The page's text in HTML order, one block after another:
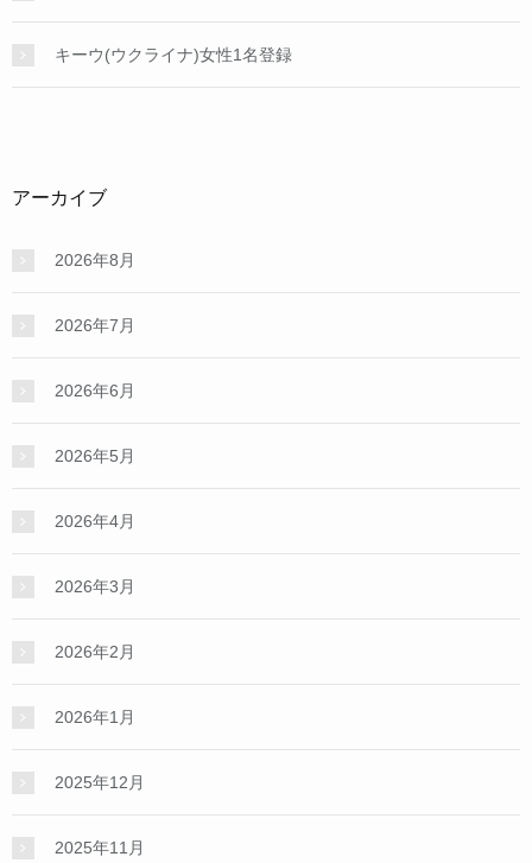
キーウ(ウクライナ)女性1名登録
アーカイブ
2026年8月
2026年7月
2026年6月
2026年5月
2026年4月
2026年3月
2026年2月
2026年1月
2025年12月
2025年11月